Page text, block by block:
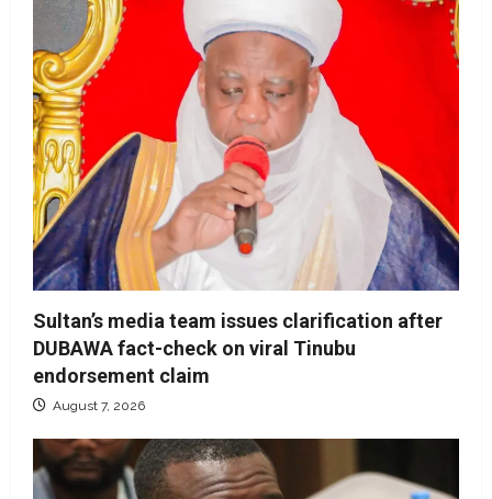
Sultan’s media team issues clarification after
DUBAWA fact-check on viral Tinubu
endorsement claim
August 7, 2026